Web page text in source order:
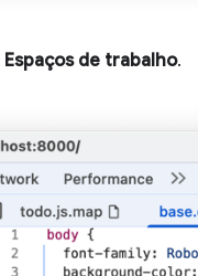
Espaços de trabalho.